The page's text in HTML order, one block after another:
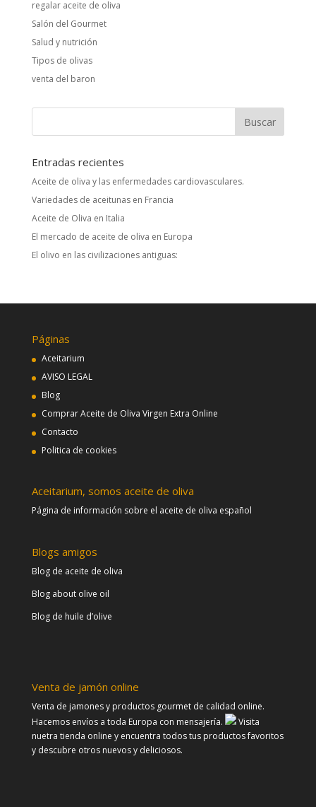
regalar aceite de oliva
Salón del Gourmet
Salud y nutrición
Tipos de olivas
venta del baron
Entradas recientes
Aceite de oliva y las enfermedades cardiovasculares.
Variedades de aceitunas en Francia
Aceite de Oliva en Italia
El mercado de aceite de oliva en Europa
El olivo en las civilizaciones antiguas:
Páginas
Aceitarium
AVISO LEGAL
Blog
Comprar Aceite de Oliva Virgen Extra Online
Contacto
Politica de cookies
Aceitarium, somos aceite de oliva
Página de información sobre el aceite de oliva español
Blogs amigos
Blog de aceite de oliva
Blog about olive oil
Blog de huile d’olive
Venta de jamón online
Venta de jamones y productos gourmet de calidad online.
Hacemos envíos a toda Europa con mensajería.
Visita
nuetra tienda online y encuentra todos tus productos favoritos
y descubre otros nuevos y deliciosos.